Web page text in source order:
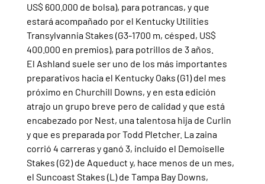
US$ 600.000 de bolsa), para potrancas, y que
estará acompañado por el Kentucky Utilities
Transylvannia Stakes (G3-1700 m, césped, US$
400.000 en premios), para potrillos de 3 años.
El Ashland suele ser uno de los más importantes
preparativos hacia el Kentucky Oaks (G1) del mes
próximo en Churchill Downs, y en esta edición
atrajo un grupo breve pero de calidad y que está
encabezado por Nest, una talentosa hija de Curlin
y que es preparada por Todd Pletcher. La zaina
corrió 4 carreras y ganó 3, incluído el Demoiselle
Stakes (G2) de Aqueduct y, hace menos de un mes,
el Suncoast Stakes (L) de Tampa Bay Downs,